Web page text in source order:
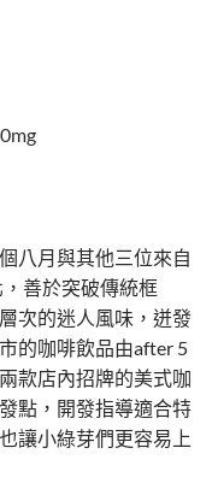
八月與其他三位來自
善於突破傳統框
次的迷人風味，迸發
的咖啡飲品由after 5
款店內招牌的美式咖
點，開發指導適合特
讓小綠芽們更容易上